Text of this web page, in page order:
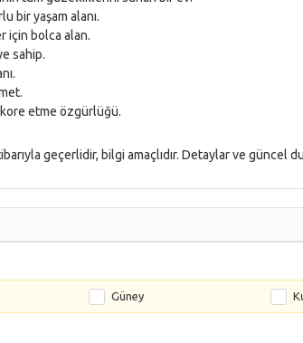
bir yaşam alanı.
için bolca alan.
sahip.
etme özgürlüğü.
geçerlidir, bilgi amaçlıdır. Detaylar ve güncel
Güney